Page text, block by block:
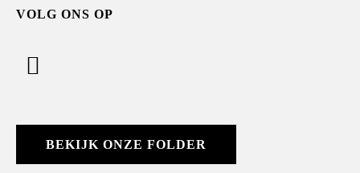
VOLG ONS OP
BEKIJK ONZE FOLDER